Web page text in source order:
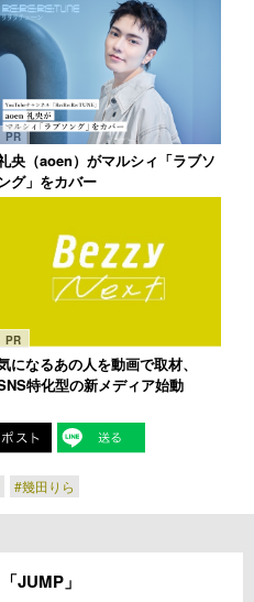
PR
央（aoen）がマルシィ「ラブソ
グ」をカバー
PR
になるあの人を動画で取材、
特化型の新メディア始動
#幾田りら
JUMP」